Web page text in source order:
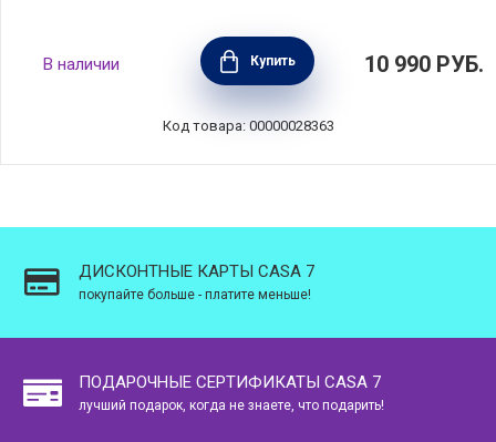
Кастрюля с крышкой Boheme Blue 5,2 л,
диаметр 24 см, углеродистая сталь, цвет
синий, BEKA, Бельгия, 14931244
В наличии Купить 10 990 РУБ.
Код товара: 00000028363
ДИСКОНТНЫЕ КАРТЫ CASA 7
покупайте больше - платите меньше!
ПОДАРОЧНЫЕ СЕРТИФИКАТЫ CASA 7
лучший подарок, когда не знаете, что подарить!